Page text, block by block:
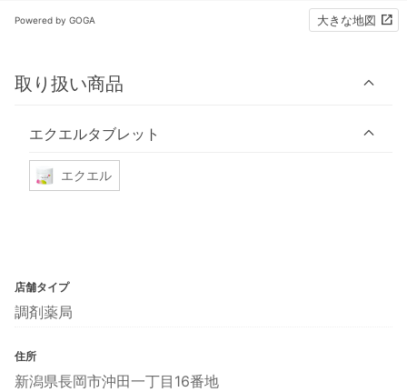
Powered by GOGA 大きな地図
取り扱い商品
エクエルタブレット
エクエル
店舗タイプ
調剤薬局
住所
新潟県長岡市沖田一丁目16番地